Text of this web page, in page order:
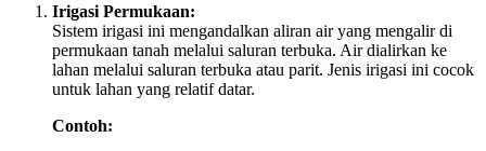
Irigasi Permukaan:
Sistem irigasi ini mengandalkan aliran air yang mengalir di
permukaan tanah melalui saluran terbuka. Air dialirkan ke
lahan melalui saluran terbuka atau parit. Jenis irigasi ini cocok
untuk lahan yang relatif datar.
Contoh: